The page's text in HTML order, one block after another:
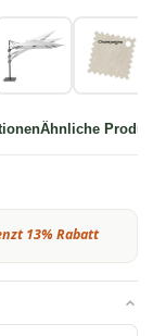
Ähnliche
13% Rabatt